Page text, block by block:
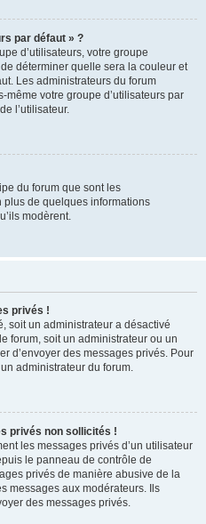
par défaut » ?
d’utilisateurs, votre groupe
déterminer quelle sera la couleur et
Les administrateurs du forum
votre groupe d’utilisateurs par
l’utilisateur.
du forum que sont les
plus de quelques informations
modèrent.
privés !
soit un administrateur a désactivé
forum, soit un administrateur ou un
d’envoyer des messages privés. Pour
administrateur du forum.
privés non sollicités !
les messages privés d’un utilisateur
le panneau de contrôle de
privés de manière abusive de la
messages aux modérateurs. Ils
des messages privés.